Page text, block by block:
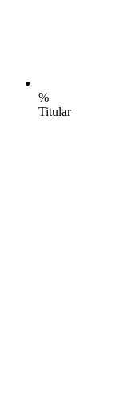
%
Titular